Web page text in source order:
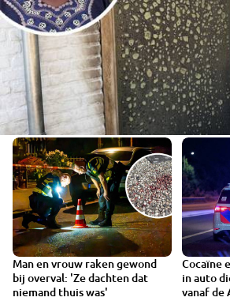
Man en vrouw raken gewond
bij overval: 'Ze dachten dat
niemand thuis was'
VIDEO
Cocaïne
in auto
vanaf de